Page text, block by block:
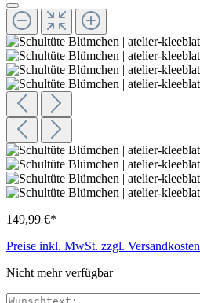
149,99 €*
Preise inkl. MwSt. zzgl. Versandkosten
Nicht mehr verfügbar